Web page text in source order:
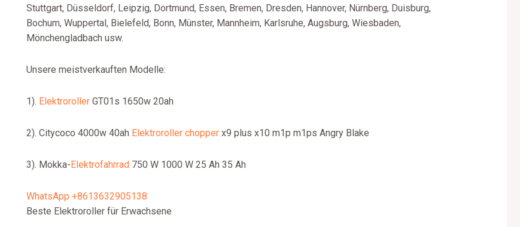
Stuttgart, Düsseldorf, Leipzig, Dortmund, Essen, Bremen, Dresden, Hannover, Nürnberg, Duisburg,
Bochum, Wuppertal, Bielefeld, Bonn, Münster, Mannheim, Karlsruhe, Augsburg, Wiesbaden,
Mönchengladbach usw.
Unsere meistverkauften Modelle:
1). ElektrorollerGT01s 1650w 20ah
2). Citycoco 4000w 40ah Elektroroller chopperx9 plus x10 m1p m1ps Angry Blake
3). Mokka- Elektrofahrrad 750 W 1000 W 25 Ah 35 Ah
WhatsApp +8613632905138
Beste Elektroroller für Erwachsene